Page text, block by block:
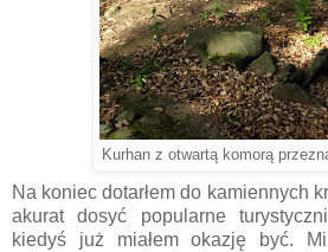
Kurhan z otwartą komorą
Na koniec dotarłem do kamiennych
akurat dosyć popularne
kiedyś już miałem okazję być.